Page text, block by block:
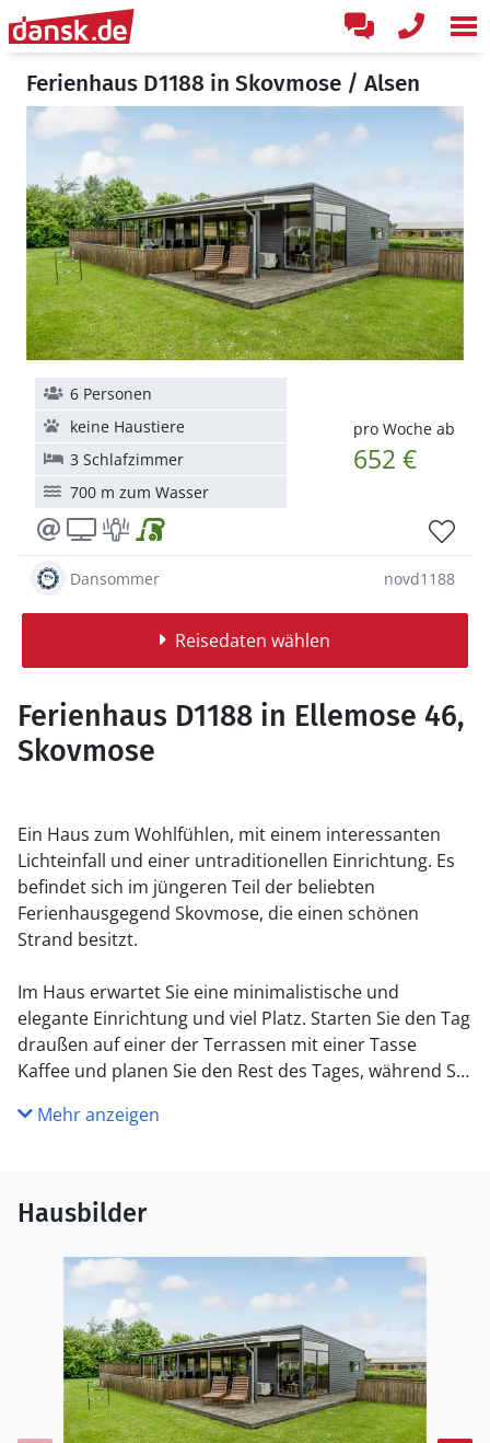
Ferienhaus D1188 in Skovmose / Alsen
pro Woche ab
652 €
6 Personen
keine Haustiere
3 Schlafzimmer
700 m zum Wasser
Dansommer novd1188
Reisedaten wählen
Ferienhaus D1188 in Ellemose 46,
Skovmose
Ein Haus zum Wohlfühlen, mit einem interessanten
Lichteinfall und einer untraditionellen Einrichtung. Es
befindet sich im jüngeren Teil der beliebten
Ferienhausgegend Skovmose, die einen schönen
Strand besitzt.
Im Haus erwartet Sie eine minimalistische und
elegante Einrichtung und viel Platz. Starten Sie den Tag
draußen auf einer der Terrassen mit einer Tasse
Kaffee und planen Sie den Rest des Tages, während Sie
Dybbøl Mølle und Schloss Sønderborg. Besuchen Sie
auch das lebhafte Hafenareal. Sie befinden sich hier in
der Nähe der Erlebnisparks Danfoss Universe, hier
werden Ihnen auf eine interessante Weise viele
naturwissenschaftliche Phänomene näher gebracht.
Mehr anzeigen
Hausbilder